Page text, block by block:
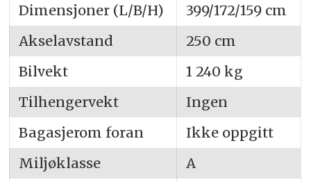
Dimensjoner (L/B/H)
399/172/159 cm
Akselavstand
250 cm
Bilvekt
1 240 kg
Tilhengervekt
Ingen
Bagasjerom foran
Ikke oppgitt
Miljøklasse
A